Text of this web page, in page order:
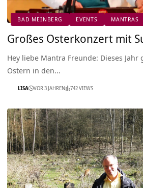
BAD MEINBERG EVENTS MANTRAS
Großes Osterkonzert mit
Hey liebe Mantra Freunde: Dieses Jahr
Ostern in den…
LISA VOR 3 JAHREN 742 VIEWS